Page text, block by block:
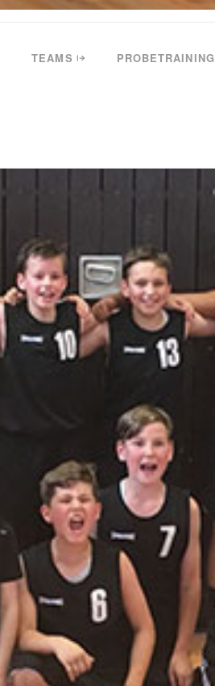
TEAMS PROBETRAINING